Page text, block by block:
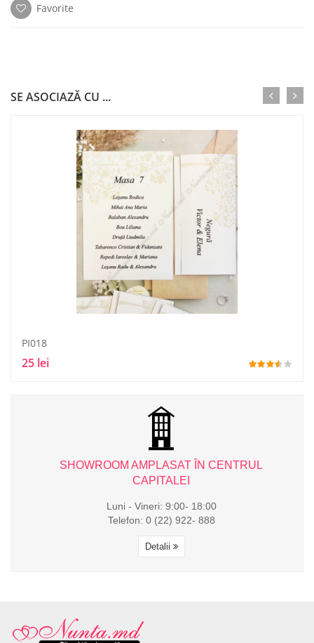
Favorite
SE ASOCIAZĂ CU ...
PI018
25 lei
SHOWROOM AMPLASAT ÎN CENTRUL
CAPITALEI
Luni - Vineri: 9:00- 18:00
Telefon: 0 (22) 922- 888
Detalii